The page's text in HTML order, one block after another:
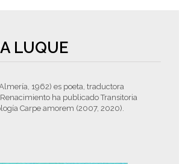
LUQUE
1962) es poeta, traductora
ha publicado Transitoria
Carpe amorem (2007, 2020).